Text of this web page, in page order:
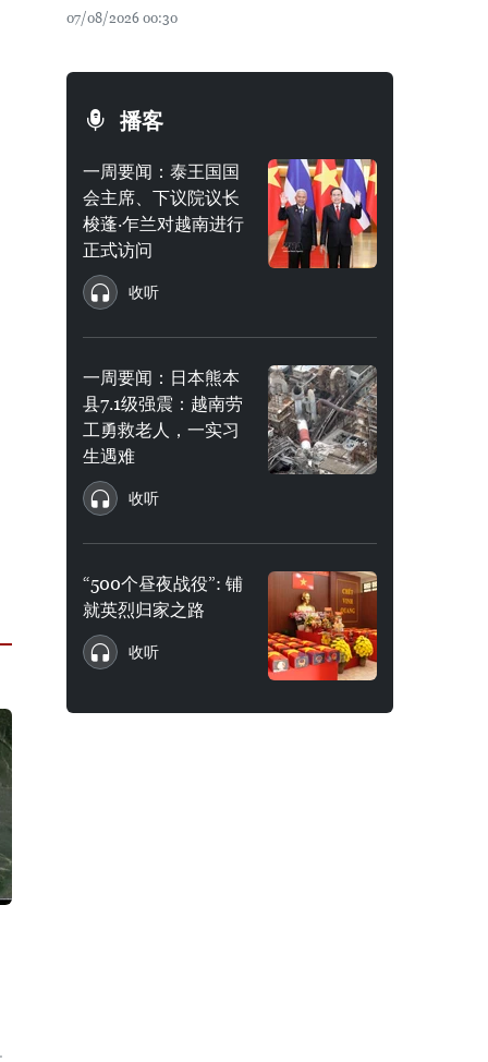
07/08/2026 00:30
播客
一周要闻：泰王国国
会主席、下议院议长
梭蓬·乍兰对越南进行
正式访问
收听
一周要闻：日本熊本
县7.1级强震：越南劳
工勇救老人，一实习
生遇难
收听
“500个昼夜战役”: 铺
就英烈归家之路
收听